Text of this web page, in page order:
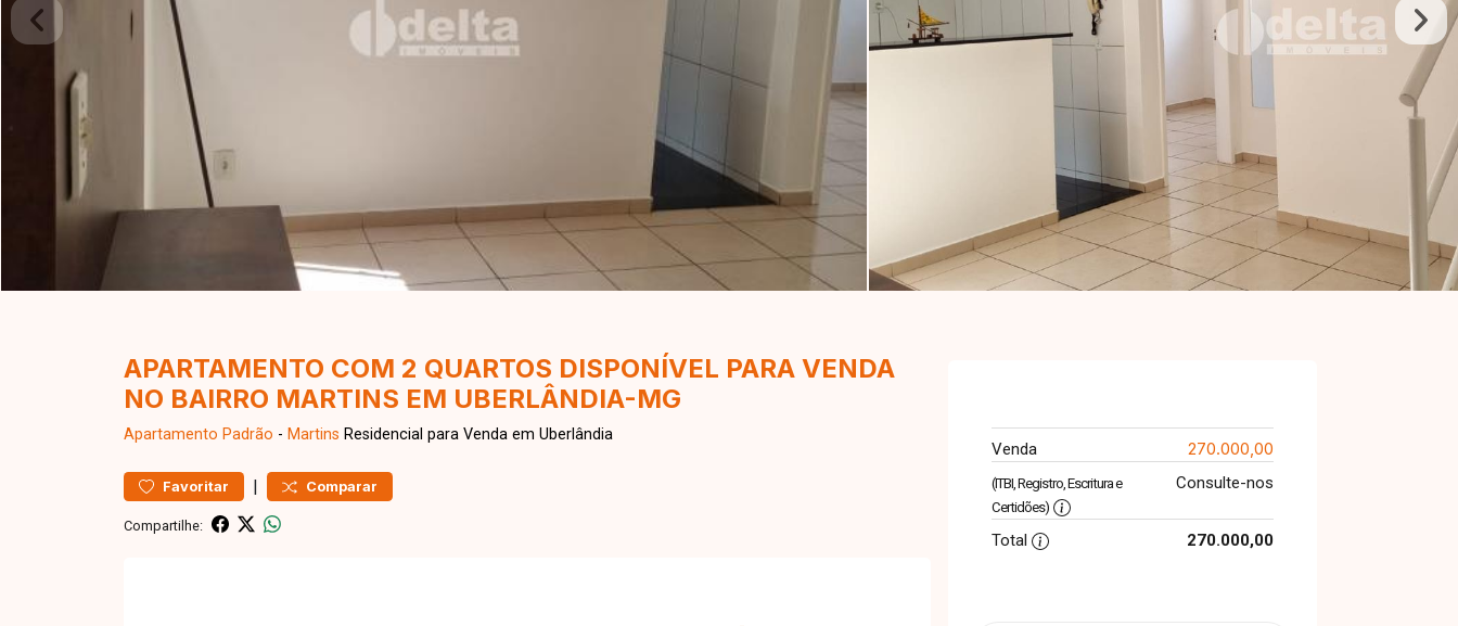
APARTAMENTO COM 2 QUARTOS DISPONÍVEL PARA VENDA
NO BAIRRO MARTINS EM UBERLÂNDIA-MG
Apartamento Padrão - Martins Residencial para Venda em Uberlândia
Favoritar | Comparar
Compartilhe:
Venda 270.000,00
(ITBI, Registro, Escritura e
Certidões)
Consulte-nos
Total 270.000,00